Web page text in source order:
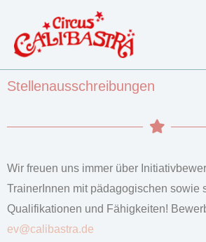
Inhalt
springen
Stellenausschreibungen
Wir freuen uns immer über
TrainerInnen mit pädagogischen sowie
Qualifikationen und Fähigkeiten!
ev@calibastra.de